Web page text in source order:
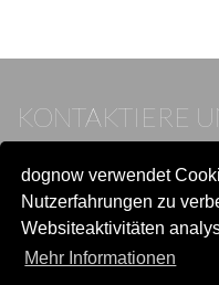
dognow verwendet
Nutzerfahrungen zu
Websiteaktivitäten
Mehr Informationen
KONTAKTIERE
Wenn du bereits einen
Sonst besuche unser Hilfe-
Zu
Hilfe und Kontakt
BLEIB IN